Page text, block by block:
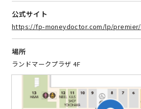
公式サイト
https://fp-moneydoctor.com/lp/premier/
場所
ランドマークプラザ 4F